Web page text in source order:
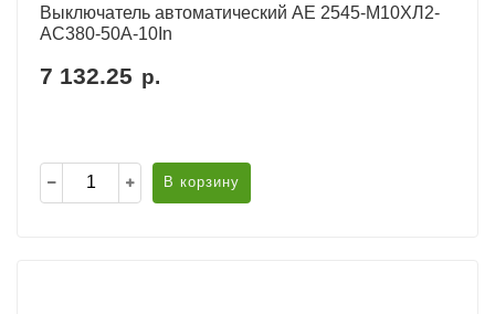
Выключатель автоматический АЕ 2545-М10ХЛ2-
AC380-50А-10In
7 132.25 р.
В корзину